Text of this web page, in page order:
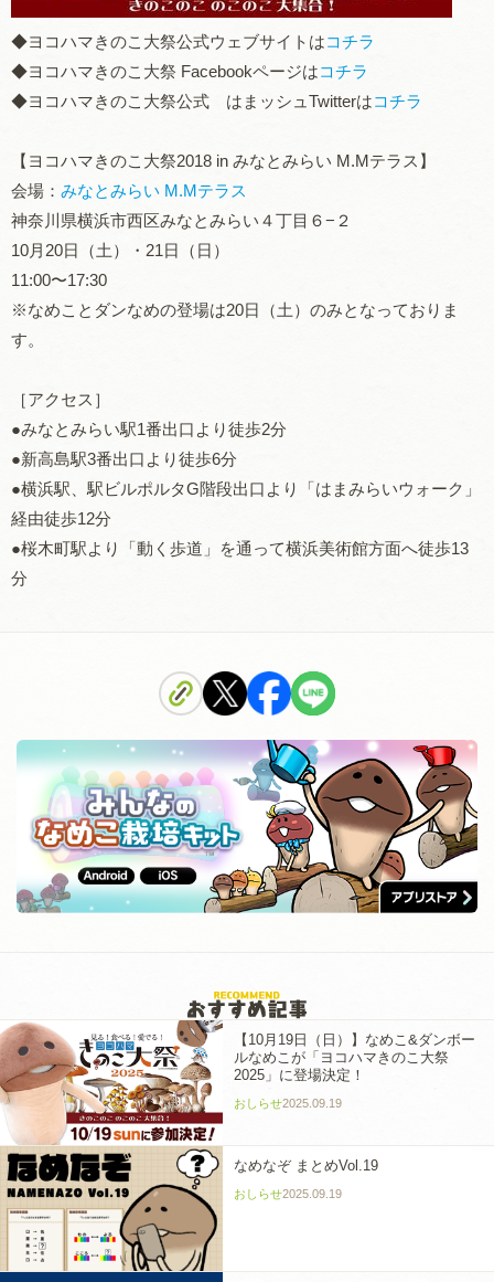
◆ヨコハマきのこ大祭公式ウェブサイトはコチラ
◆ヨコハマきのこ大祭 Facebookページはコチラ
◆ヨコハマきのこ大祭公式 はまッシュTwitterはコチラ
【ヨコハマきのこ大祭2018 in みなとみらい M.Mテラス】
会場： みなとみらい M.Mテラス
神奈川県横浜市西区みなとみらい４丁目６−２
10月20日（土）・21日（日）
11:00〜17:30
※なめことダンなめの登場は20日（土）のみとなっておりま
す。
［アクセス］
●みなとみらい駅1番出口より徒歩2分
●新高島駅3番出口より徒歩6分
●横浜駅、駅ビルポルタG階段出口より「はまみらいウォーク」
経由徒歩12分
●桜木町駅より「動く歩道」を通って横浜美術館方面へ徒歩13
分
【10月19日（日）】なめこ&ダンボー
ルなめこが「ヨコハマきのこ大祭
2025」に登場決定！
おしらせ2025.09.19
なめなぞ まとめVol.19
おしらせ2025.09.19